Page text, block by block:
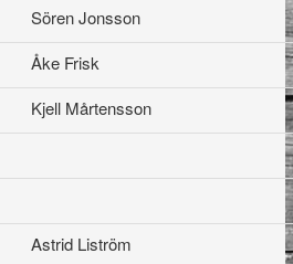
Sören Jonsson
Åke Frisk
Kjell Mårtensson
Astrid Liström